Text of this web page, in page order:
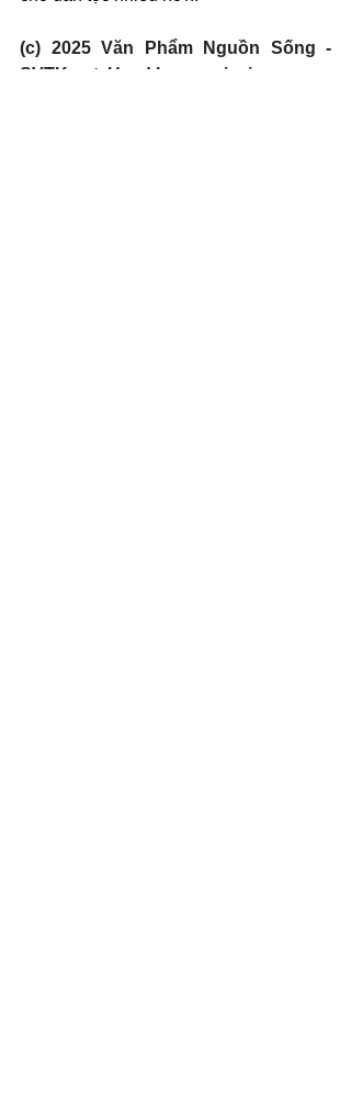
(c) 2025 Văn Phẩm Nguồn Sống -
SVTK.net. Used by permission.